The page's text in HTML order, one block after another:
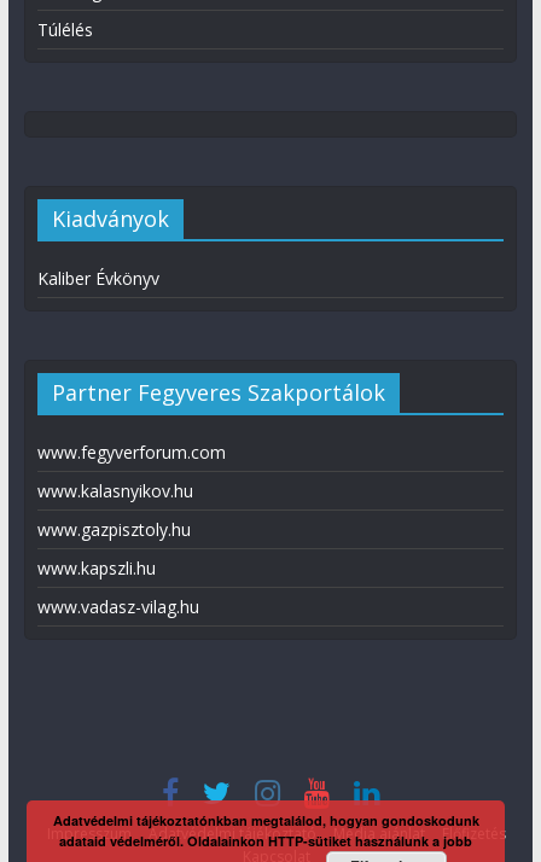
Túlélés
Kiadványok
Kaliber Évkönyv
Partner Fegyveres Szakportálok
www.fegyverforum.com
www.kalasnyikov.hu
www.gazpisztoly.hu
www.kapszli.hu
www.vadasz-vilag.hu
Impresszum Adatvédelmi tájékoztató Média ajánlat
Előfizetés
Adatvédelmi tájékoztatónkban megtalálod, hogyan gondoskodunk
adataid védelméről. Oldalainkon HTTP-sütiket használunk a jobb